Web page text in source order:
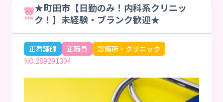
★町田市【日勤のみ！内科系クリニッ
ク！】未経験・ブランク歓迎★
正看護師 正職員
診療所・クリニック
NO.289291304